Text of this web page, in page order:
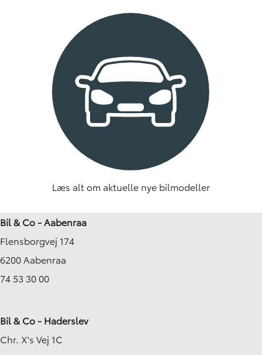
Læs alt om aktuelle nye bilmodeller
Bil & Co - Aabenraa
Flensborgvej 174
6200 Aabenraa
74 53 30 00
Bil & Co - Haderslev
Chr. X's Vej 1C